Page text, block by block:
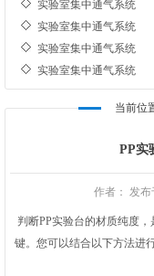
实验室集中通气系统
实验室集中通气系统
实验室集中通气系统
实验室集中通气系统
实验室集中通气系统
当前位
PP实
作者： 发布
判断PP实验台的材质纯度
键。您可以结合以下方法进